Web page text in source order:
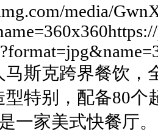
media/
斯克跨界餐饮，
型特别，配备80
一家美式快餐厅